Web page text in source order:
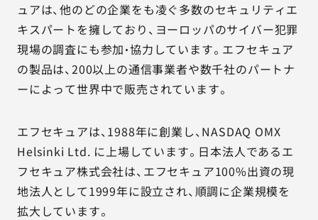
ュアは、他のどの企業をも凌ぐ多数のセキュリティエ
キスパートを擁しており、ヨーロッパのサイバー犯罪
現場の調査にも参加・協力しています。エフセキュア
の製品は、200以上の通信事業者や数千社のパートナ
ーによって世界中で販売されています。
エフセキュアは、1988年に創業し、NASDAQ OMX
Helsinki Ltd. に上場しています。日本法人であるエ
フセキュア株式会社は、エフセキュア100%出資の現
地法人として1999年に設立され、順調に企業規模を
拡大しています。